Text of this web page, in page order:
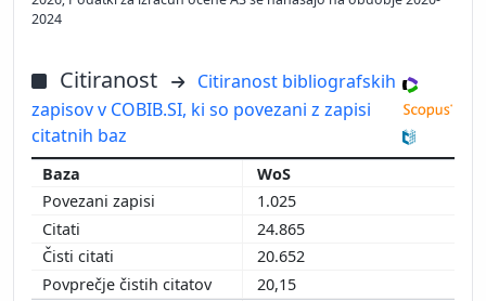
2024
Citiranost
Citiranost bibliografskih
zapisov v COBIB.SI, ki so povezani z zapisi
citatnih baz
WoS
1.025
24.865
20.652
20,15